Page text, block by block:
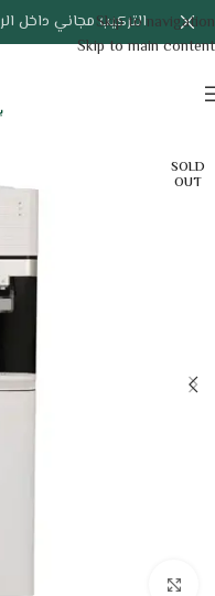
Skip to navigation
Skip to main content
التركيب مجاني داخل
SOLD
OUT